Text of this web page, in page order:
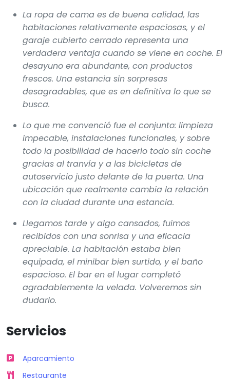
La ropa de cama es de buena calidad, las
habitaciones relativamente espaciosas, y el
garaje cubierto cerrado representa una
verdadera ventaja cuando se viene en coche. El
desayuno era abundante, con productos
frescos. Una estancia sin sorpresas
desagradables, que es en definitiva lo que se
busca.
Lo que me convenció fue el conjunto: limpieza
impecable, instalaciones funcionales, y sobre
todo la posibilidad de hacerlo todo sin coche
gracias al tranvía y a las bicicletas de
autoservicio justo delante de la puerta. Una
ubicación que realmente cambia la relación
con la ciudad durante una estancia.
Llegamos tarde y algo cansados, fuimos
recibidos con una sonrisa y una eficacia
apreciable. La habitación estaba bien
equipada, el minibar bien surtido, y el baño
espacioso. El bar en el lugar completó
agradablemente la velada. Volveremos sin
dudarlo.
Servicios
Aparcamiento
Restaurante